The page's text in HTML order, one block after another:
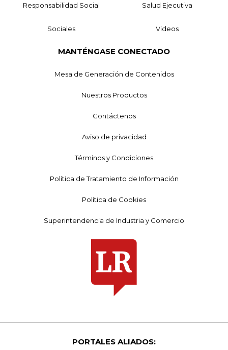
Responsabilidad Social Salud Ejecutiva
Sociales Videos
MANTÉNGASE CONECTADO
Mesa de Generación de Contenidos
Nuestros Productos
Contáctenos
Aviso de privacidad
Términos y Condiciones
Política de Tratamiento de Información
Política de Cookies
Superintendencia de Industria y Comercio
PORTALES ALIADOS: